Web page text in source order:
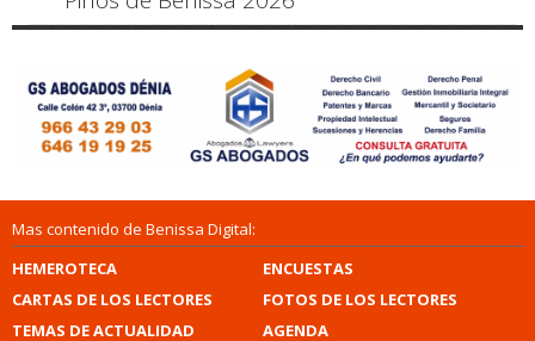
Mas contenido de Benissa Digital:
HEMEROTECA
ENCUESTAS
CARTAS DE LOS LECTORES
FOTOS DE LOS LECTORES
TEMAS DE ACTUALIDAD
AGENDA